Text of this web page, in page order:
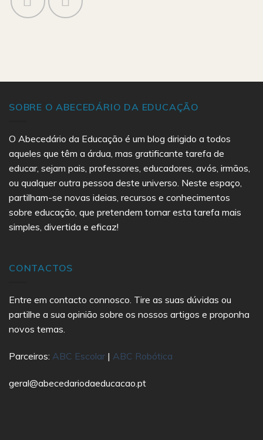
SOBRE O ABECEDÁRIO DA EDUCAÇÃO
O Abecedário da Educação é um blog dirigido a todos
aqueles que têm a árdua, mas gratificante tarefa de
educar, sejam pais, professores, educadores, avós, irmãos,
ou qualquer outra pessoa deste universo. Neste espaço,
partilham-se novas ideias, recursos e conhecimentos
sobre educação, que pretendem tornar esta tarefa mais
simples, divertida e eficaz!
CONTACTOS
Entre em contacto connosco. Tire as suas dúvidas ou
partilhe a sua opinião sobre os nossos artigos e proponha
novos temas.
Parceiros: ABC Escolar | ABC Robótica
geral@abecedariodaeducacao.pt